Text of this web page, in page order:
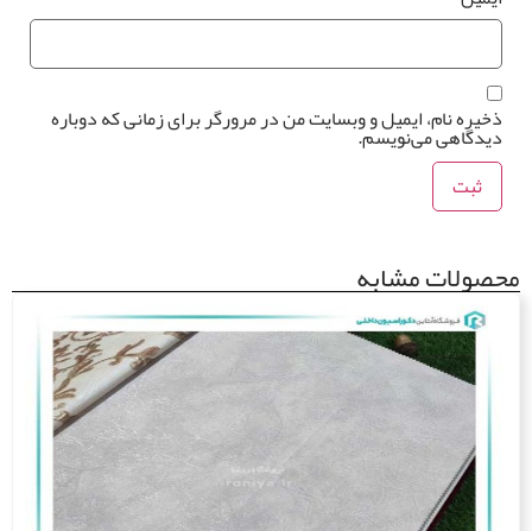
نام، ایمیل و وبسایت من در مرورگر برای زمانی که دوباره
می‌نویسم.
مشابه